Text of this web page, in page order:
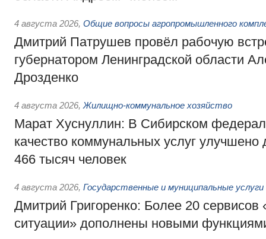
4 августа 2026, Общие вопросы агропромышленного
Дмитрий Патрушев провёл рабочую
губернатором Ленинградской области
Дрозденко
4 августа 2026, Жилищно-коммунальное хозяйство
Марат Хуснуллин: В Сибирском
качество коммунальных услуг
466 тысяч человек
4 августа 2026, Государственные и муниципальные услуги
Дмитрий Григоренко: Более 20 сервисов
ситуации» дополнены новыми